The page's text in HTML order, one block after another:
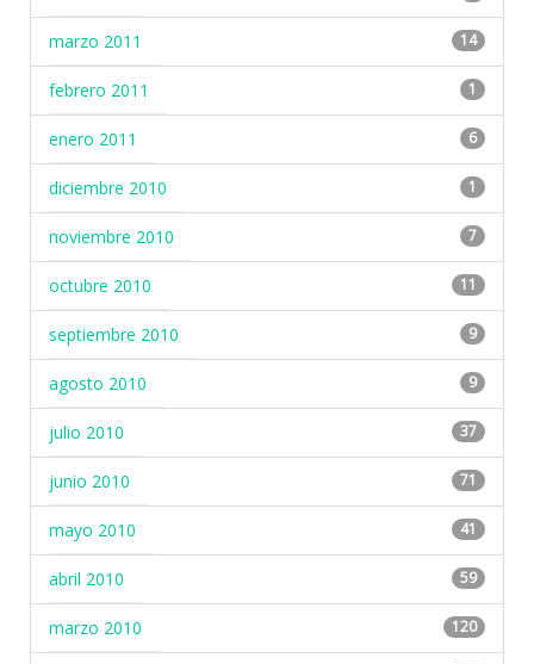
marzo 2011 14
febrero 2011 1
enero 2011 6
diciembre 2010 1
noviembre 2010 7
octubre 2010 11
septiembre 2010 9
agosto 2010 9
julio 2010 37
junio 2010 71
mayo 2010 41
abril 2010 59
marzo 2010 120